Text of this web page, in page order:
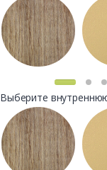
Выберите